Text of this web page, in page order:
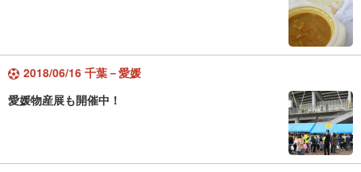
2018/06/16 千葉－愛媛
愛媛物産展も開催中！